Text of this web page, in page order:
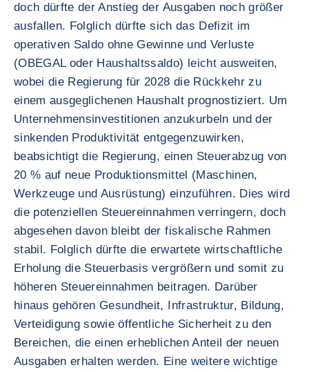
doch dürfte der Anstieg der Ausgaben noch größer
ausfallen. Folglich dürfte sich das Defizit im
operativen Saldo ohne Gewinne und Verluste
(OBEGAL oder Haushaltssaldo) leicht ausweiten,
wobei die Regierung für 2028 die Rückkehr zu
einem ausgeglichenen Haushalt prognostiziert. Um
Unternehmensinvestitionen anzukurbeln und der
sinkenden Produktivität entgegenzuwirken,
beabsichtigt die Regierung, einen Steuerabzug von
20 % auf neue Produktionsmittel (Maschinen,
Werkzeuge und Ausrüstung) einzuführen. Dies wird
die potenziellen Steuereinnahmen verringern, doch
abgesehen davon bleibt der fiskalische Rahmen
stabil. Folglich dürfte die erwartete wirtschaftliche
Erholung die Steuerbasis vergrößern und somit zu
höheren Steuereinnahmen beitragen. Darüber
hinaus gehören Gesundheit, Infrastruktur, Bildung,
Verteidigung sowie öffentliche Sicherheit zu den
Bereichen, die einen erheblichen Anteil der neuen
Ausgaben erhalten werden. Eine weitere wichtige